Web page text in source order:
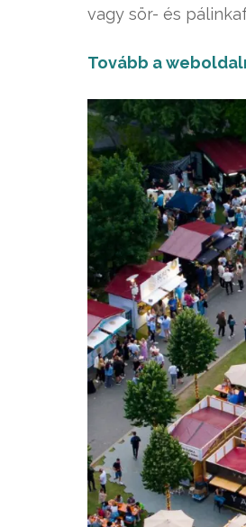
vagy sör- és
Tovább a